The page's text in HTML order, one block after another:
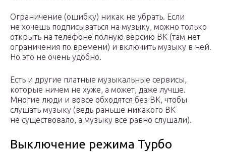
Ограничение (ошибку) никак не убрать. Если
не хочешь подписываться на музыку, можно только
открыть на телефоне полную версию ВК (там нет
ограничения по времени) и включить музыку в ней.
Но это не очень удобно.
Есть и другие платные музыкальные сервисы,
которые ничем не хуже, а может, даже лучше.
Многие люди и вовсе обходятся без ВК, чтобы
слушать музыку (ведь раньше никакого ВК
не существовало, а музыку все равно слушали).
Выключение режима Турбо